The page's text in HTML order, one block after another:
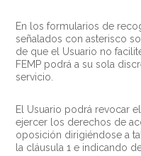
En los formularios de
señalados con asterisco
de que el Usuario no
FEMP podrá a su sola
servicio.
El Usuario podrá revocar
ejercer los derechos de
oposición dirigiéndose a
la cláusula 1 e indicando